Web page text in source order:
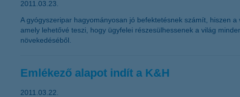
2011.03.23.
A gyógyszeripar hagyományosan jó befektetésnek számít, hiszen
amely lehetővé teszi, hogy ügyfelei részesülhessenek a világ
növekedéséből.
Emlékező alapot indít a K&H
2011.03.22.